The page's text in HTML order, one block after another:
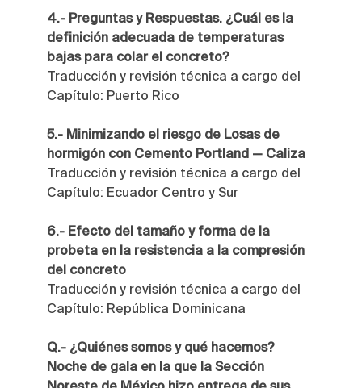
4.- Preguntas y Respuestas. ¿Cuál es la
definición adecuada de temperaturas
bajas para colar el concreto?
Traducción y revisión técnica a cargo del
Capítulo: Puerto Rico
5.- Minimizando el riesgo de Losas de
hormigón con Cemento Portland — Caliza
Traducción y revisión técnica a cargo del
Capítulo: Ecuador Centro y Sur
6.- Efecto del tamaño y forma de la
probeta en la resistencia a la compresión
del concreto
Traducción y revisión técnica a cargo del
Capítulo: República Dominicana
Q.- ¿Quiénes somos y qué hacemos?
Noche de gala en la que la Sección